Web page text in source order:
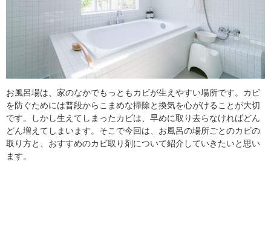
お風呂場は、家のなかでもっともカビが生えやすい場所です。カビ
を防ぐためには普段からこまめな掃除と換気を心がけることが大切
です。しかし生えてしまったカビは、早めに取り去らなければどん
どん増えてしまいます。そこで今回は、お風呂の場所ごとのカビの
取り方と、おすすめのカビ取り剤について紹介していきたいと思い
ます。